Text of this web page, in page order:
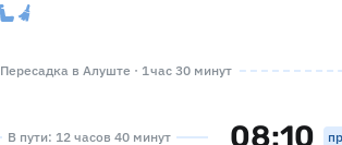
Пересадка в Алуште · 1 час 30 минут
В пути: 12 часов 40 минут 08:10